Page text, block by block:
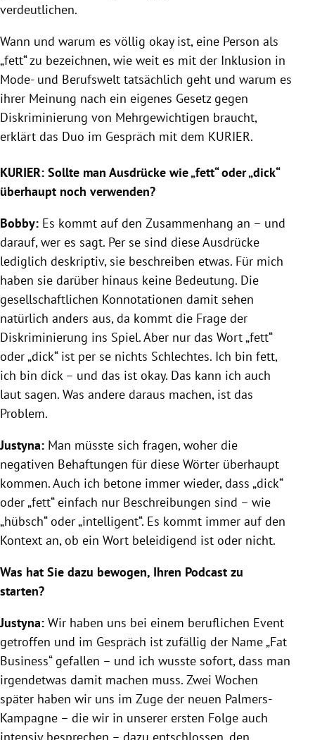
verdeutlichen.
Wann und warum es völlig okay ist, eine Person als
„fett“ zu bezeichnen, wie weit es mit der Inklusion in
Mode- und Berufswelt tatsächlich geht und warum es
ihrer Meinung nach ein eigenes Gesetz gegen
Diskriminierung von Mehrgewichtigen braucht,
erklärt das Duo im Gespräch mit dem KURIER.
KURIER: Sollte man Ausdrücke wie „fett“ oder „dick“
überhaupt noch verwenden?
Bobby: Es kommt auf den Zusammenhang an – und
darauf, wer es sagt. Per se sind diese Ausdrücke
lediglich deskriptiv, sie beschreiben etwas. Für mich
haben sie darüber hinaus keine Bedeutung. Die
gesellschaftlichen Konnotationen damit sehen
natürlich anders aus, da kommt die Frage der
Diskriminierung ins Spiel. Aber nur das Wort „fett“
oder „dick“ ist per se nichts Schlechtes. Ich bin fett,
ich bin dick – und das ist okay. Das kann ich auch
laut sagen. Was andere daraus machen, ist das
Problem.
Justyna: Man müsste sich fragen, woher die
negativen Behaftungen für diese Wörter überhaupt
kommen. Auch ich betone immer wieder, dass „dick“
oder „fett“ einfach nur Beschreibungen sind – wie
„hübsch“ oder „intelligent“. Es kommt immer auf den
Kontext an, ob ein Wort beleidigend ist oder nicht.
Was hat Sie dazu bewogen, Ihren Podcast zu
starten?
Justyna: Wir haben uns bei einem beruflichen Event
getroffen und im Gespräch ist zufällig der Name „Fat
Business“ gefallen – und ich wusste sofort, dass man
irgendetwas damit machen muss. Zwei Wochen
später haben wir uns im Zuge der neuen Palmers-
Kampagne – die wir in unserer ersten Folge auch
intensiv besprechen – dazu entschlossen, den